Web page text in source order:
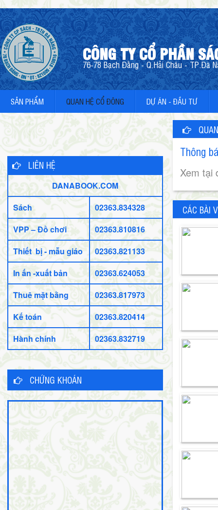
CÔNG TY CỔ PHẦN
76-78 Bạch Đằng - Q.Hải Châu - TP.Đà
SẢN PHẨM QUAN HỆ CỔ ĐÔNG DỰ ÁN - ĐẦU TƯ
LIÊN HỆ
DANABOOK.COM
Sách
02363.834328
VPP – Đồ chơi
02363.810816
Thiết bị - mẫu giáo
02363.821133
In ấn -xuất bản
02363.624053
Thuê mặt bằng
02363.817973
Kế toán
02363.820414
Hành chính
02363.832719
CHỨNG KHOÁN
Thông
Xem tại
CÁC BÀI